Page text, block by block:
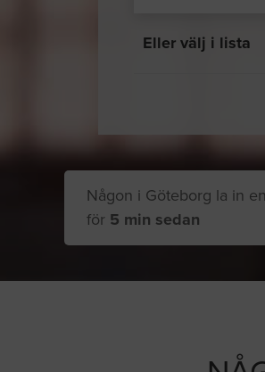
Eller välj i lista
Någon i Göteborg la in
för 5 min sedan